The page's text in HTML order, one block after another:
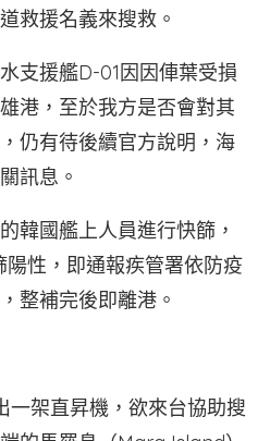
救援名義來搜救。
支援艦D-01因因俥葉受損
港，至於我方是否會對其
仍有待後續官方說明，海
訊息。
韓國艦上人員進行快篩，
陽性，即通報疾管署依防疫
整補完後即離港。
一架直昇機，欲來台協助搜